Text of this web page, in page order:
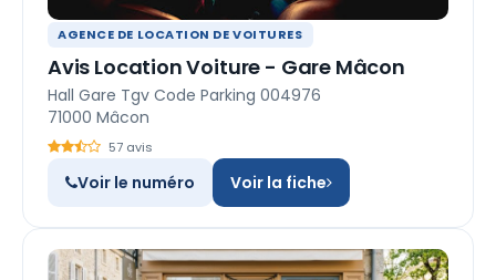
AGENCE DE LOCATION DE VOITURES
Avis Location Voiture - Gare Mâcon
Hall Gare Tgv Code Parking 004976
71000 Mâcon
57 avis
Voir le numéro Voir la fiche